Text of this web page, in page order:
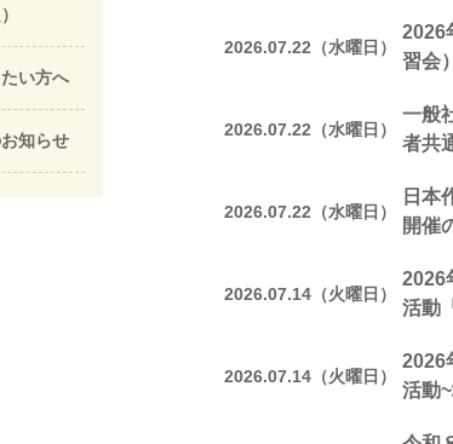
2026.07.22（水曜日）
2026
習会
2026.07.22（水曜日）
一般
者共
2026.07.22（水曜日）
日本
開催
2026.07.14（火曜日）
2026
活動
2026.07.14（火曜日）
2026
活動
い方へ
知らせ